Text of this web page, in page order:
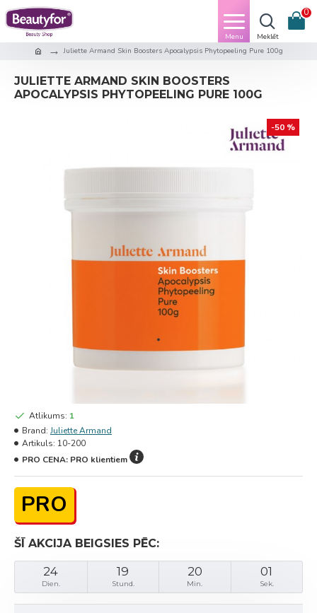
0
Juliette Armand Skin Boosters Apocalypsis Phytopeeling Pure 100g
JULIETTE ARMAND SKIN BOOSTERS
APOCALYPSIS PHYTOPEELING PURE 100G
-50 %
ŠĪ AKCIJA BEIGSIES PĒC:
24
Dien.
19
Stund.
20
Min.
01
Sek.
PRO
Atlikums: 1
Brand: Juliette Armand
Artikuls: 10-200
PRO CENA: PRO klientiem